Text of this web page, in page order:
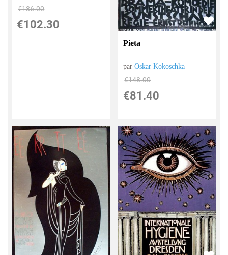
€186.00
€102.30
Pieta
parOskar Kokoschka
€148.00
€81.40